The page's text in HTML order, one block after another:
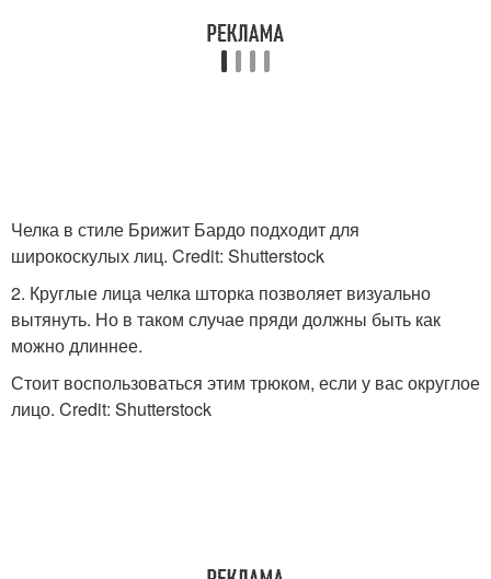
Челка в стиле Брижит Бардо подходит для
широкоскулых лиц. Credit: Shutterstock
2. Круглые лица челка шторка позволяет визуально
вытянуть. Но в таком случае пряди должны быть как
можно длиннее.
Стоит воспользоваться этим трюком, если у вас округлое
лицо. Credit: Shutterstock